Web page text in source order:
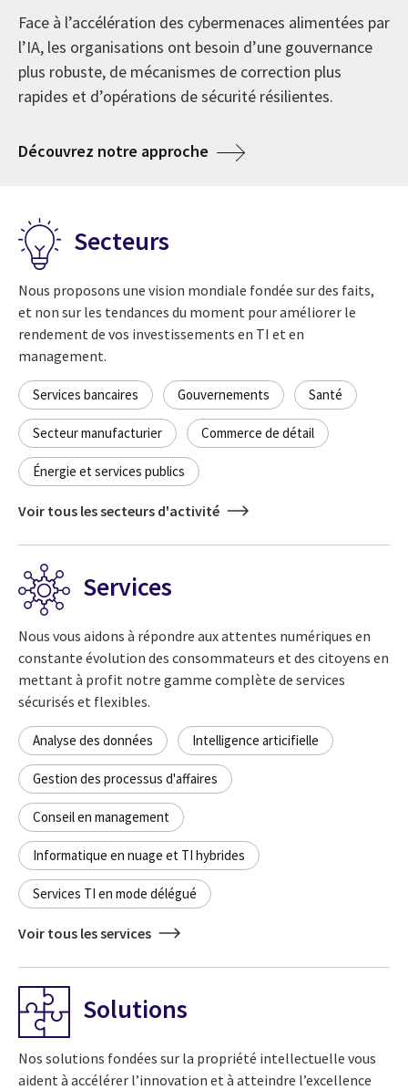
refonte numérique
La recherche La voix de nos clients 2026 révèle que les
organisations vont au-delà d’une ambition de
résultats d’affaires mesurables.
l’IA
Optimiser les activités, renforcer la résilience et
accroître la capacité d’investir dans l’innovation, la
about Services de TI en mode délégué
Face à l’accélération des cybermenaces alimentées par
l’IA, les organisations ont besoin d’une gouvernance
plus robuste, de mécanismes de correction plus
rapides et d’opérations de sécurité résilientes.
Découvrez notre approche about La cyberrésilience à
importantes entreprises de services de conseil en
technologie de l’information (TI) et en management
au monde. En soulignant nos 50 années en affaires,
nous célébrons une histoire au service de nos clients
toujours tournée vers l’avenir.
Secteurs
Nous proposons une vision mondiale fondée sur des faits,
et non sur les tendances du moment pour améliorer le
rendement de vos investissements en TI et en
management.
Services bancaires Gouvernements Santé
Secteur manufacturier Commerce de détail
Énergie et services publics
Voir tous les secteurs d'activité
Services
Nous vous aidons à répondre aux attentes numériques en
constante évolution des consommateurs et des citoyens en
mettant à profit notre gamme complète de services
sécurisés et flexibles.
Analyse des données Intelligence articifielle
Gestion des processus d'affaires
Conseil en management
Informatique en nuage et TI hybrides
Services TI en mode délégué
Voir tous les services
Solutions
Nos solutions fondées sur la propriété intellectuelle vous
aident à accélérer l’innovation et à atteindre l’excellence